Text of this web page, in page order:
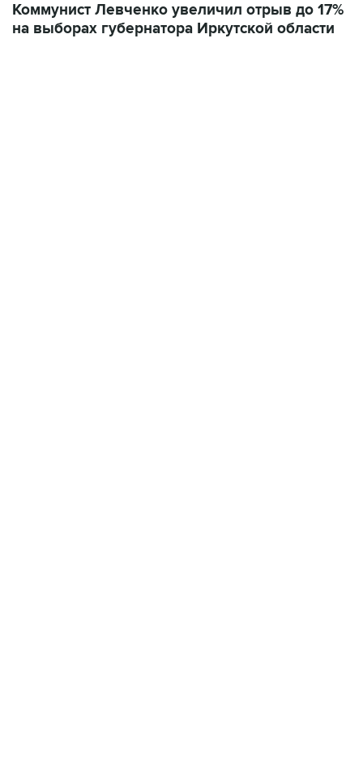
Коммунист Левченко увеличил отрыв до 17%
на выборах губернатора Иркутской области